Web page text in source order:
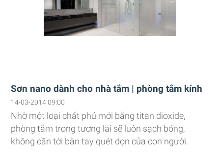
Sơn nano dành cho nhà tắm | phòng tắm kính
14-03-2014 09:00
Nhờ một loại chất phủ mới bằng titan dioxide,
phòng tắm trong tương lai sẽ luôn sạch bóng,
không cần tới bàn tay quét dọn của con người.